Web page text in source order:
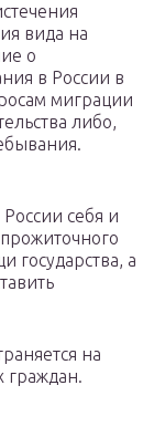
вида на
о
в России в
миграции
либо,
себя и
государства, а
на
граждан.